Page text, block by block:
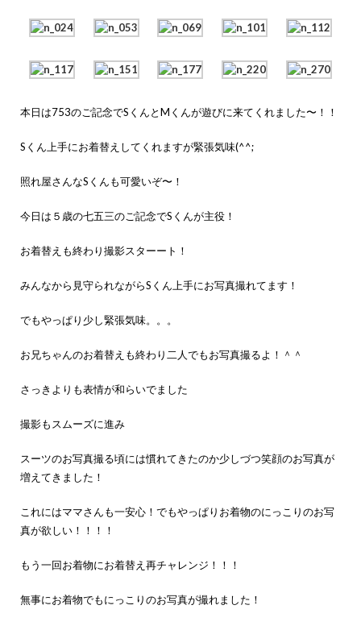
本日は753のご記念でSくんとMくんが遊びに来てくれました〜！！
Sくん上手にお着替えしてくれますが緊張気味(^^;
照れ屋さんなSくんも可愛いぞ〜！
今日は５歳の七五三のご記念でSくんが主役！
お着替えも終わり撮影スターート！
みんなから見守られながらSくん上手にお写真撮れてます！
でもやっぱり少し緊張気味。。。
お兄ちゃんのお着替えも終わり二人でもお写真撮るよ！＾＾
さっきよりも表情が和らいでました
撮影もスムーズに進み
スーツのお写真撮る頃には慣れてきたのか少しづつ笑顔のお写真が
増えてきました！
これにはママさんも一安心！でもやっぱりお着物のにっこりのお写
真が欲しい！！！！
もう一回お着物にお着替え再チャレンジ！！！
無事にお着物でもにっこりのお写真が撮れました！